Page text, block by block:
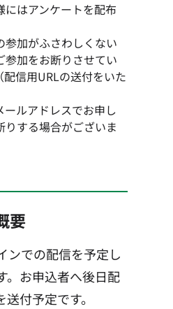
はアンケートを配布
加がふさわしくない
参加をお断りさせてい
信用URLの送付をいた
ルアドレスでお申し
する場合がございま
要
ンでの配信を予定し
。お申込者へ後日配
送付予定です。